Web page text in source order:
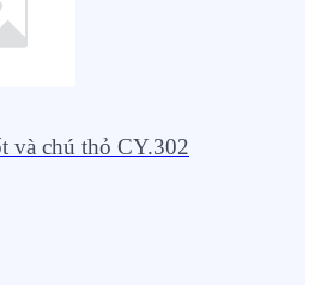
và chú thỏ CY.302